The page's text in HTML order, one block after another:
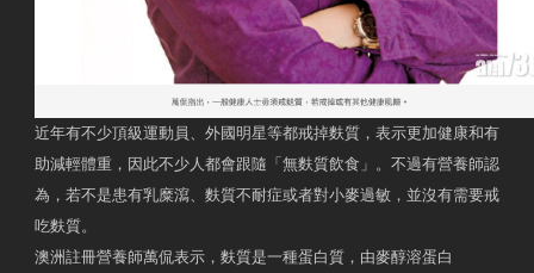
近年有不少頂級運動員、外國明星等都戒掉麩質，表示更加健康和有
助減輕體重，因此不少人都會跟隨「無麩質飲食」。不過有營養師認
為，若不是患有乳糜瀉、麩質不耐症或者對小麥過敏，並沒有需要戒
吃麩質。
澳洲註冊營養師萬侃表示，麩質是一種蛋白質，由麥醇溶蛋白